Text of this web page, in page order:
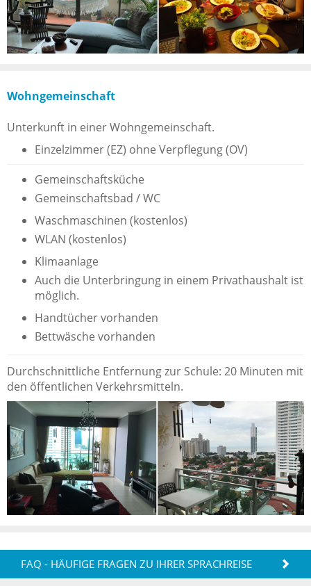
Wohngemeinschaft
Unterkunft in einer Wohngemeinschaft.
Einzelzimmer (EZ) ohne Verpflegung (OV)
Gemeinschaftsküche
Gemeinschaftsbad / WC
Waschmaschinen (kostenlos)
WLAN (kostenlos)
Klimaanlage
Auch die Unterbringung in einem Privathaushalt ist
möglich.
Handtücher vorhanden
Bettwäsche vorhanden
Durchschnittliche Entfernung zur Schule: 20 Minuten mit
den öffentlichen Verkehrsmitteln.
FAQ - HÄUFIGE FRAGEN ZU IHRER SPRACHREISE